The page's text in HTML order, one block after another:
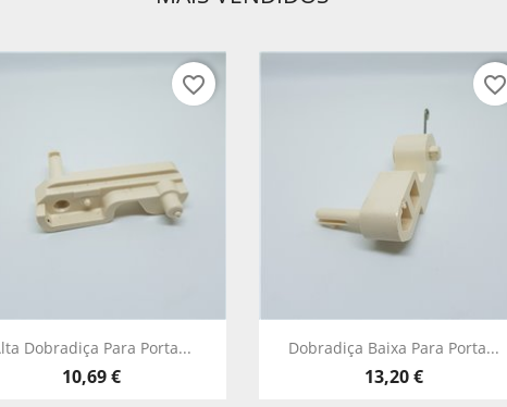
Vista rápida
Dobradiça Para Porta...
10,69 €
favorite_border
Vista rápida
Dobradiça Baixa Para Porta...
13,20 €
favorite_border